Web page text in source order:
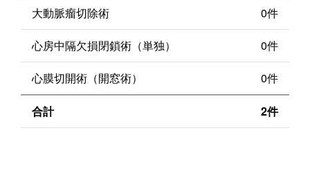
大動脈瘤切除術 0件
心房中隔欠損閉鎖術（単独） 0件
心膜切開術（開窓術） 0件
合計 2件